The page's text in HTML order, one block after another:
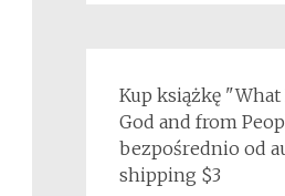
Kup książkę
God and from
bezpośrednio od
shipping $3